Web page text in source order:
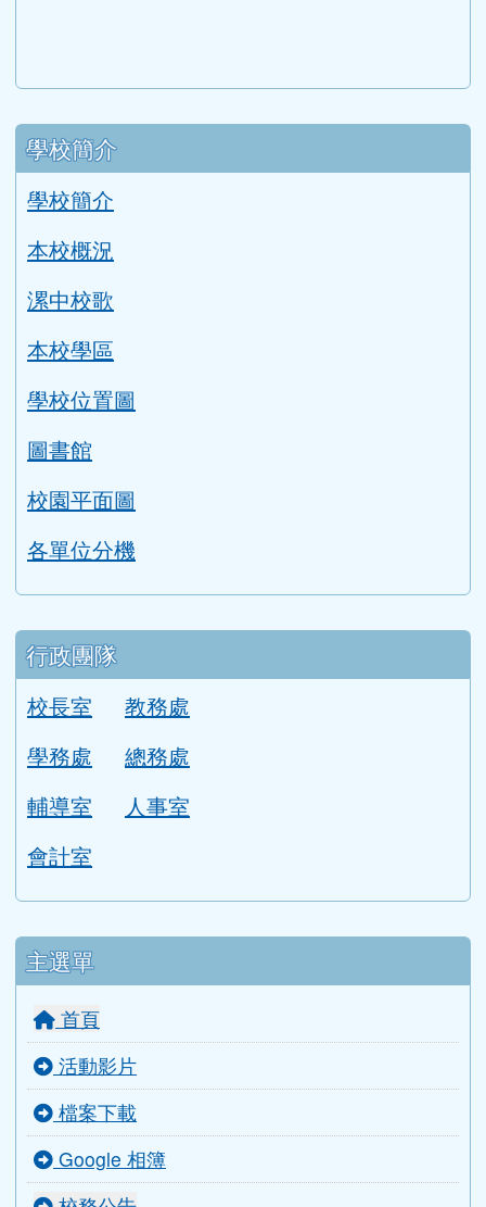
左邊區域內容
學校簡介
學校簡介
本校概況
漯中校歌
本校學區
學校位置圖
圖書館
校園平面圖
各單位分機
行政團隊
校長室
教務處
學務處
總務處
輔導室
人事室
會計室
主選單
首頁
活動影片
檔案下載
Google 相簿